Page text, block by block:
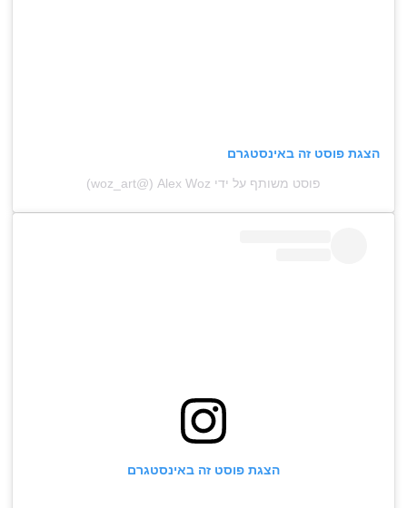
הצגת פוסט זה באינסטגרם
פוסט משותף על ידי ‏‎Alex Woz‎‏ (@‏‎woz_art‎‏)
הצגת פוסט זה באינסטגרם